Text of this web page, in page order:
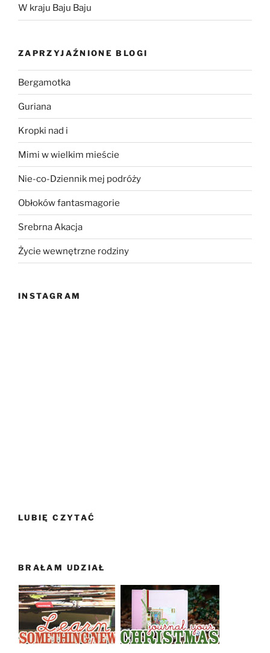
W kraju Baju Baju
ZAPRZYJAŹNIONE BLOGI
Bergamotka
Guriana
Kropki nad i
Mimi w wielkim mieście
Nie-co-Dziennik mej podróży
Obłoków fantasmagorie
Srebrna Akacja
Życie wewnętrzne rodziny
INSTAGRAM
LUBIĘ CZYTAĆ
BRAŁAM UDZIAŁ